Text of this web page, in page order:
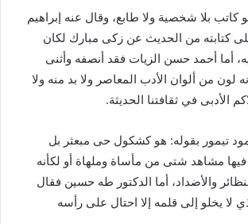
كاتب بلا شخصية ولا طابع، وقال عنه إبراهيم
كتابته من الحديث عن زكى مبارك لكان
أما أحمد حسن الزيات فقد أنصفه وأثنى
لون من ألوان الأدب المعاصر ولا بد منه ولا
الأدبى في ثقافتنا الحديثة.
تيمور بقوله: هو كشكول حى مبعثر بل
مشاهد شتى من مأساة وملهاة أو لكأنه
والأضداد، أما الدكتور طه حسين فقال
لا يخلو إلى قلمه إلا احتال على رأسه